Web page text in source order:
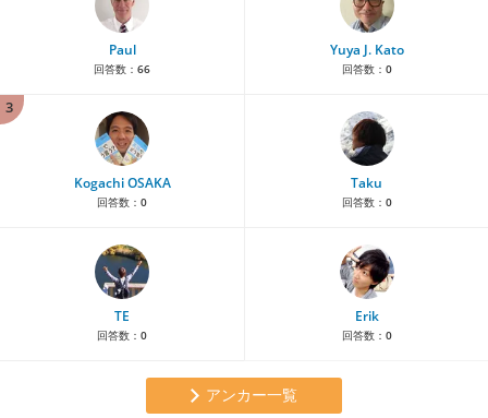
Paul
回答数： 66
Yuya J. Kato
回答数： 0
3
Kogachi OSAKA
回答数： 0
Taku
回答数： 0
TE
回答数： 0
Erik
回答数： 0
アンカー一覧